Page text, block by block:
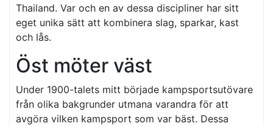
Thailand. Var och en av dessa discipliner har sitt
eget unika sätt att kombinera slag, sparkar, kast
och lås.
Öst möter väst
Under 1900-talets mitt började kampsportsutövare
från olika bakgrunder utmana varandra för att
avgöra vilken kampsport som var bäst. Dessa